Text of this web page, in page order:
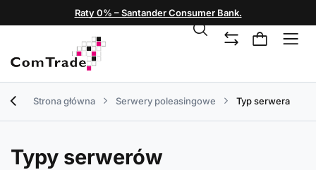
Raty 0% – Santander Consumer Bank.
Strona główna Serwery poleasingowe Typ serwera
Typy serwerów